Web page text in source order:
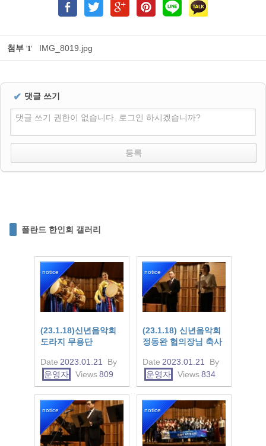
첨부 '1' IMG_8019.jpg
✔ 댓글 쓰기
댓글 쓰기 권한이 없습니다. 로그인 하시겠습니까?
폴란드 한인회 갤러리
notice
(23.1.18)신년음악회
도라지 무용단
Date 2023.01.21
By
운영자
Views809
notice
(23.1.18) 신년음악회
정동완 협의장님 축사
Date 2023.01.21
By
운영자
Views834
notice notice